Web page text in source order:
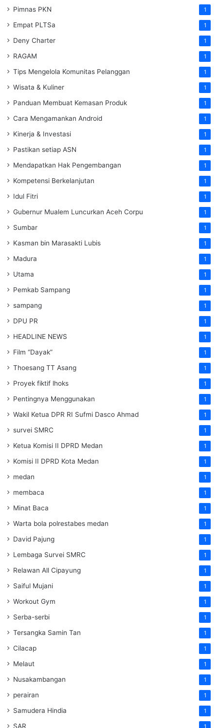
Pimnas PKN 1
Empat PLTSa 1
Deny Charter 1
RAGAM 1
Tips Mengelola Komunitas Pelanggan 1
Wisata & Kuliner 1
Panduan Membuat Kemasan Produk 1
Cara Mengamankan Android 1
Kinerja & Investasi 1
Pastikan setiap ASN 1
Mendapatkan Hak Pengembangan 1
Kompetensi Berkelanjutan 1
Idul Fitri 1
Gubernur Mualem Luncurkan Aceh Corpu 1
Sumbar 1
Kasman bin Marasakti Lubis 1
Madura 1
Utama 1
Pemkab Sampang 1
sampang 1
DPU PR 1
HEADLINE NEWS 1
Film “Dayak” 1
Thoesang TT Asang 1
Proyek fiktif lhoks 1
Pentingnya Menggunakan 1
Wakil Ketua DPR RI Sufmi Dasco Ahmad 1
survei SMRC 1
Ketua Komisi II DPRD Medan 1
Komisi II DPRD Kota Medan 1
medan 1
membaca 1
Minat Baca 1
Warta bola polrestabes medan 1
David Pajung 1
Lembaga Survei SMRC 1
Relawan All Cipayung 1
Saiful Mujani 1
Workout Gym 1
Serba-serbi 1
Tersangka Samin Tan 1
Cilacap 1
Melaut 1
Nusakambangan 1
perairan 1
Samudera Hindia 1
SAR 1